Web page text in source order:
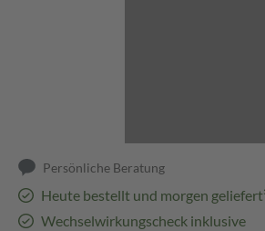
Persönliche Beratung
Heute bestellt und morgen
Wechselwirkungscheck inklusive